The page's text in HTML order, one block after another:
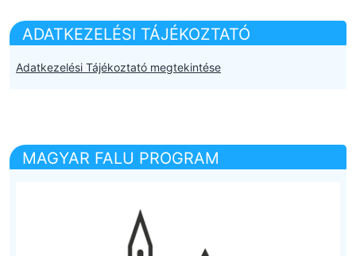
ADATKEZELÉSI TÁJÉKOZTATÓ
Adatkezelési Tájékoztató megtekintése
MAGYAR FALU PROGRAM